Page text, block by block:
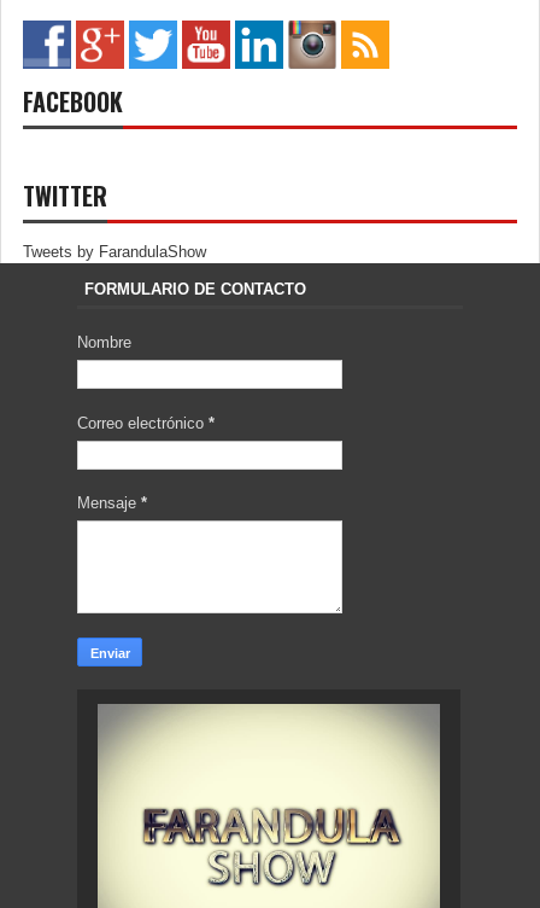
FACEBOOK
TWITTER
Tweets by FarandulaShow
FORMULARIO DE CONTACTO
Nombre
Correo electrónico *
Mensaje *